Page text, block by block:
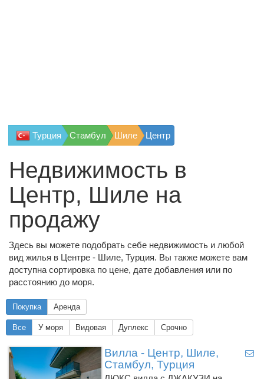
Турция Стамбул Шиле Центр
Недвижимость в
Центр, Шиле на
продажу
Здесь вы можете подобрать себе недвижимость и любой
вид жилья в Центре - Шиле, Турция. Вы также можете вам
доступна сортировка по цене, дате добавления или по
расстоянию до моря.
Покупка Аренда
Все У моря Видовая Дуплекс Срочно
Вилла - Центр, Шиле,
Стамбул, Турция